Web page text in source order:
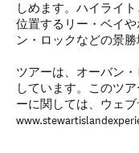
しめます。ハイライ
位置するリー・ベイ
ン・ロックなどの景勝
ツアーは、オーバン
しています。このツ
ーに関しては、ウェブ